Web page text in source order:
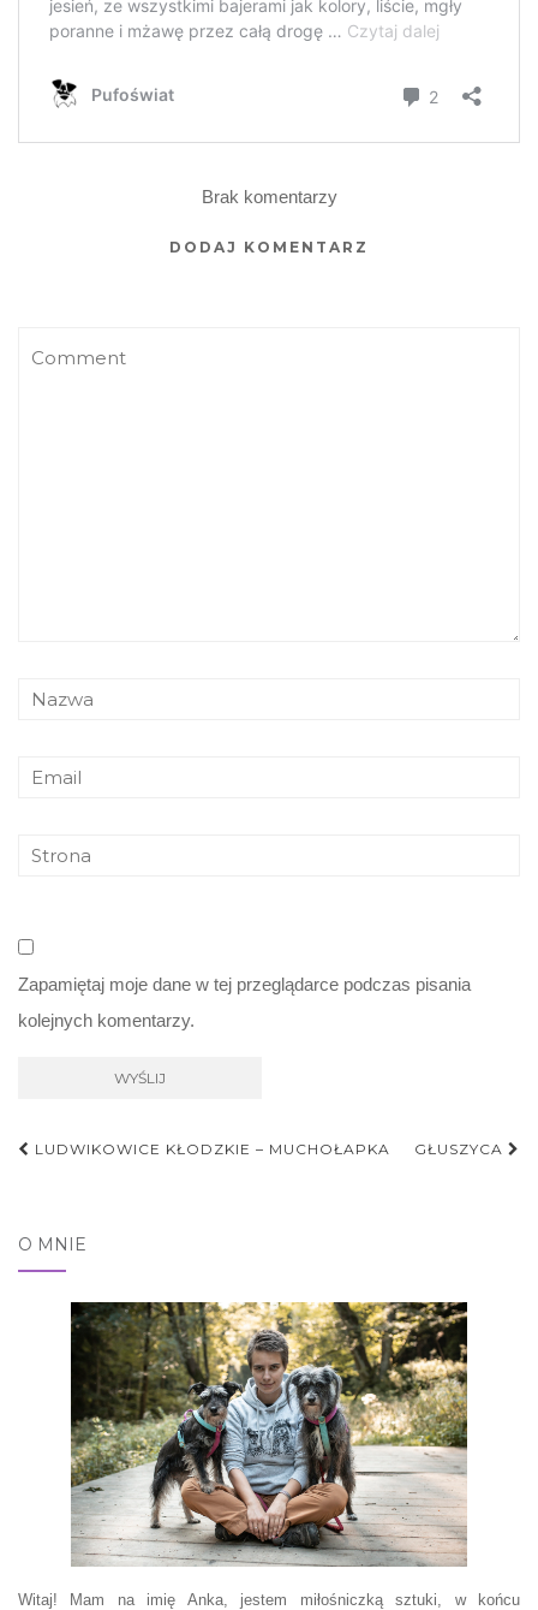
Brak komentarzy
DODAJ KOMENTARZ
Zapamiętaj moje dane w tej przeglądarce podczas pisania
kolejnych komentarzy.
Nawigacja
LUDWIKOWICE KŁODZKIE – MUCHOŁAPKA GŁUSZYCA
O MNIE
Witaj! Mam na imię Anka, jestem miłośniczką sztuki, w końcu